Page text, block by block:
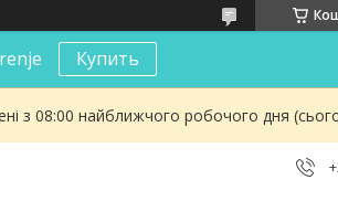
Купить
з 08:00 найближчого робочого дня